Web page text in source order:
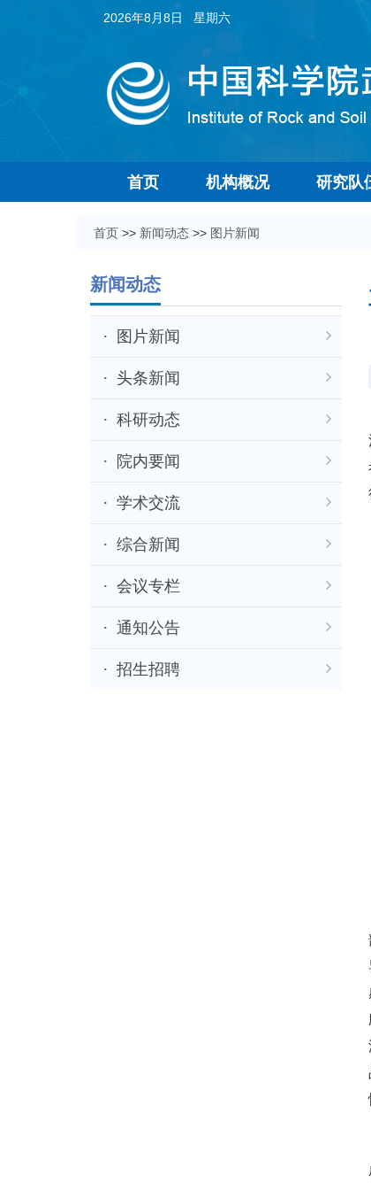
2026年8月8日 星期六
首页 机构概况 研究队
首页 >> 新闻动态 >> 图片新闻
新闻动态
图片新闻
头条新闻
科研动态
院内要闻
学术交流
综合新闻
会议专栏
通知公告
招生招聘